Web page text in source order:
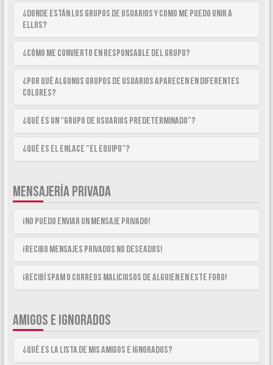
¿Donde están los Grupos de Usuarios y como me puedo unir a
ellos?
¿Cómo me convierto en Responsable del Grupo?
¿Por qué algunos Grupos de Usuarios aparecen en diferentes
colores?
¿Qué es un “Grupo de Usuarios predeterminado”?
¿Qué es el enlace “El equipo”?
MENSAJERÍA PRIVADA
¡No puedo enviar un mensaje privado!
¡Recibo mensajes privados no deseados!
¡Recibí spam o correos maliciosos de alguien en este foro!
AMIGOS E IGNORADOS
¿Qué es la lista de Mis Amigos e Ignorados?